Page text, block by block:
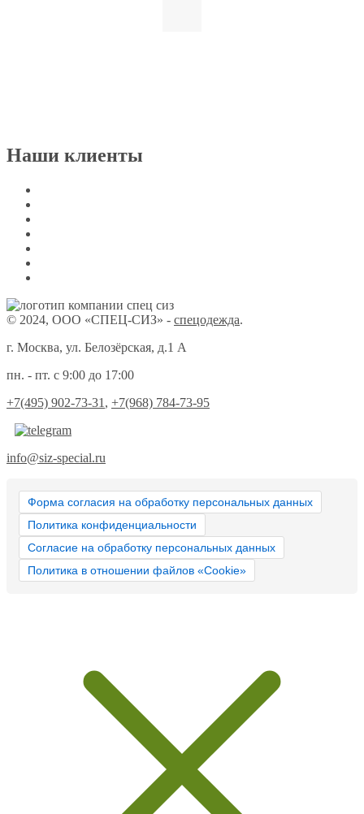
Наши клиенты
© 2024, ООО «СПЕЦ-СИЗ» - спецодежда.
г. Москва, ул. Белозёрская, д.1 А
пн. - пт. с 9:00 до 17:00
+7(495) 902-73-31 , +7(968) 784-73-95
info@siz-special.ru
Форма согласия на обработку персональных данных
Политика конфиденциальности
Согласие на обработку персональных данных
Политика в отношении файлов «Cookie»